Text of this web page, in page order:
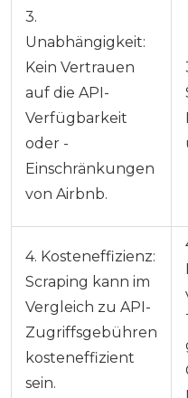
3.
Unabhängigkeit:
Kein Vertrauen
auf die API-
Verfügbarkeit
oder -
Einschränkungen
von Airbnb.
4. Kosteneffizienz:
Scraping kann im
Vergleich zu API-
Zugriffsgebühren
kosteneffizient
sein.